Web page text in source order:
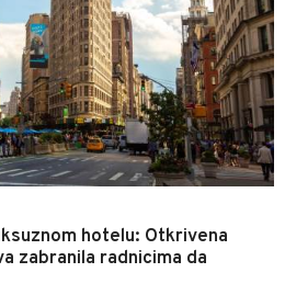
hotelu: Otkrivena
zabranila radnicima da